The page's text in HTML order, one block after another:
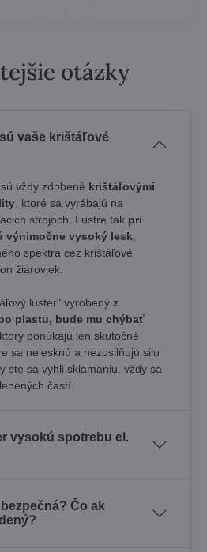
otázky
vaše krištáľové
vždy zdobené krištáľovými
, ktoré sa vyrábajú na
strojoch. Lustre tak pri
výnimočne vysoký lesk
spektra cez krištáľové
žiaroviek.
luster" vyrobený z
plastu, bude mu chýbať
, ktorý ponúkajú len skutočné
sa nelesknú a nezosilňujú silu
ste sa vyhli sklamaniu, vždy sa
častí.
vysokú spotrebu el.
Čo ak